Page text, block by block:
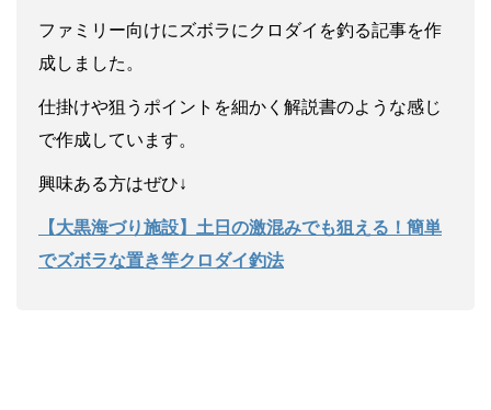
ファミリー向けにズボラにクロダイを釣る記事を作
成しました。
仕掛けや狙うポイントを細かく解説書のような感じ
で作成しています。
興味ある方はぜひ↓
【大黒海づり施設】土日の激混みでも狙える！簡単
でズボラな置き竿クロダイ釣法